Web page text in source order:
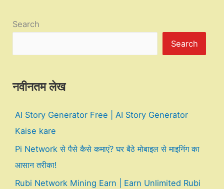
Search
Search
नवीनतम लेख
AI Story Generator Free | AI Story Generator
Kaise kare
Pi Network से पैसे कैसे कमाएं? घर बैठे मोबाइल से माइनिंग का
आसान तरीका!
Rubi Network Mining Earn | Earn Unlimited Rubi